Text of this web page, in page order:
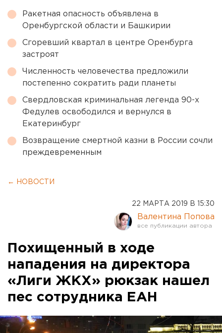
Ракетная опасность объявлена в
Оренбургской области и Башкирии
Сгоревший квартал в центре Оренбурга
застроят
Численность человечества предложили
постепенно сократить ради планеты
Свердловская криминальная легенда 90-х
Федулев освободился и вернулся в
Екатеринбург
Возвращение смертной казни в России сочли
преждевременным
← НОВОСТИ
22 МАРТА 2019 В 15:30
Валентина Попова
Похищенный в ходе
нападения на директора
«Лиги ЖКХ» рюкзак нашел
пес сотрудника ЕАН